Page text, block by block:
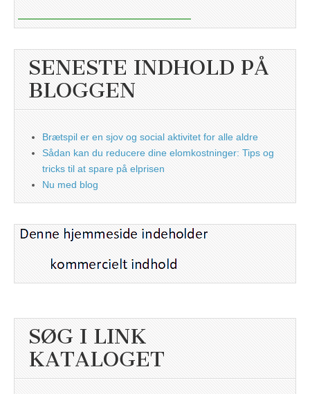
SENESTE INDHOLD PÅ
BLOGGEN
Brætspil er en sjov og social aktivitet for alle aldre
Sådan kan du reducere dine elomkostninger: Tips og
tricks til at spare på elprisen
Nu med blog
SØG I LINK
KATALOGET